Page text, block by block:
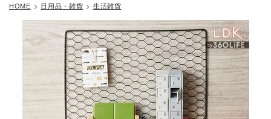
HOME 日用品・雑貨 生活雑貨